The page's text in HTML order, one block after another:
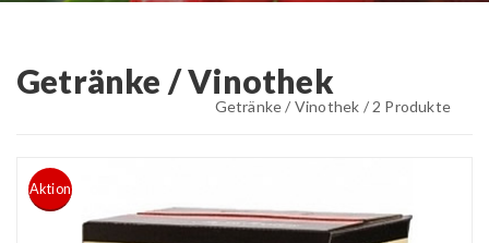
Getränke / Vinothek
Getränke / Vinothek / 2 Produkte
Aktion